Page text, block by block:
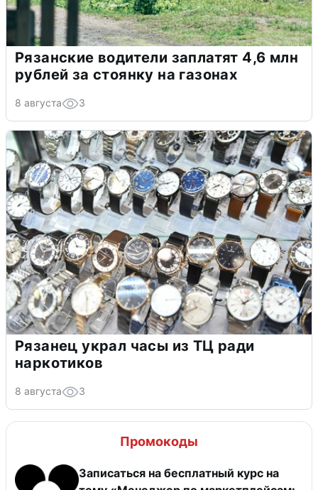
Рязанские водители заплатят 4,6 млн
рублей за стоянку на газонах
8 августа 3
Рязанец украл часы из ТЦ ради
наркотиков
8 августа 3
Промокоды
Записаться на бесплатный курс на